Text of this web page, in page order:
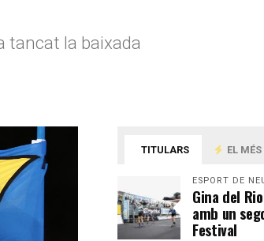
tancat la baixada
TITULARS EL
ESPORT DE
Gina del
amb un
Festival